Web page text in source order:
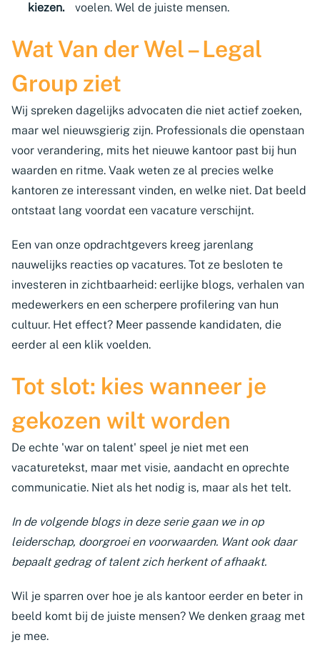
kiezen.
voelen. Wel de juiste mensen.
Wat Van der Wel – Legal
Group ziet
Wij spreken dagelijks advocaten die niet actief zoeken,
maar wel nieuwsgierig zijn. Professionals die openstaan
voor verandering, mits het nieuwe kantoor past bij hun
waarden en ritme. Vaak weten ze al precies welke
kantoren ze interessant vinden, en welke niet. Dat beeld
ontstaat lang voordat een vacature verschijnt.
Een van onze opdrachtgevers kreeg jarenlang
nauwelijks reacties op vacatures. Tot ze besloten te
investeren in zichtbaarheid: eerlijke blogs, verhalen van
medewerkers en een scherpere profilering van hun
cultuur. Het effect? Meer passende kandidaten, die
eerder al een klik voelden.
Tot slot: kies wanneer je
gekozen wilt worden
De echte 'war on talent' speel je niet met een
vacaturetekst, maar met visie, aandacht en oprechte
communicatie. Niet als het nodig is, maar als het telt.
In de volgende blogs in deze serie gaan we in op
leiderschap, doorgroei en voorwaarden. Want ook daar
bepaalt gedrag of talent zich herkent of afhaakt.
Wil je sparren over hoe je als kantoor eerder en beter in
beeld komt bij de juiste mensen? We denken graag met
je mee.